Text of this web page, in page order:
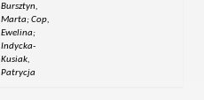
Bursztyn,
Marta; Cop,
Ewelina;
Indycka-
Kusiak,
Patrycja